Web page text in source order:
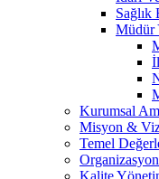
Sağlık
Müdür
Kurumsal
Misyon &
Temel
Organizasyon
Kalite